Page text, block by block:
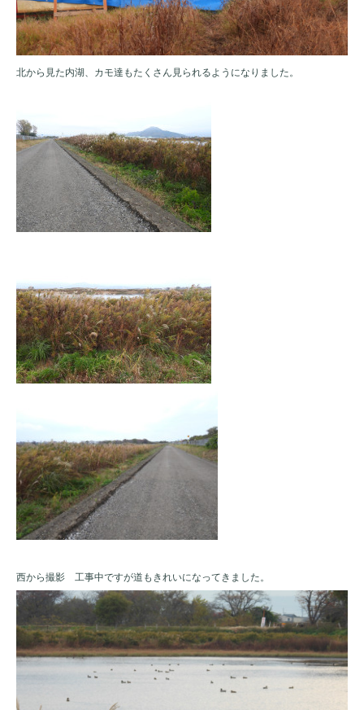
北から見た内湖、カモ達もたくさん見られるようになりました。
西から撮影 工事中ですが道もきれいになってきました。